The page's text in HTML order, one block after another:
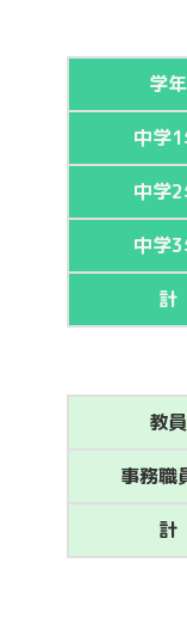
学年
中学
中学
中学
計
教員
事務職
計